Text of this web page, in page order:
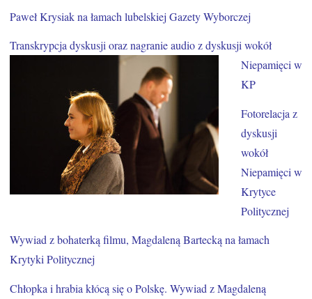
Paweł Krysiak na łamach lubelskiej Gazety Wyborczej
Transkrypcja dyskusji oraz nagranie audio z dyskusji wokół
Niepamięci w
KP
Fotorelacja z
dyskusji
wokół
Niepamięci w
Krytyce
Politycznej
Wywiad z bohaterką filmu, Magdaleną Bartecką na łamach
Krytyki Politycznej
Chłopka i hrabia kłócą się o Polskę. Wywiad z Magdaleną